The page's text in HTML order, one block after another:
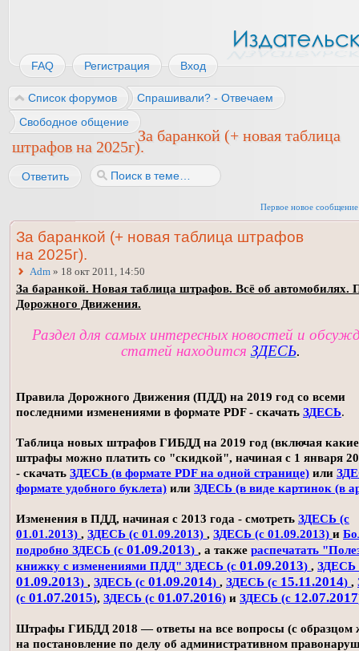
FAQ Регистрация Вход
Список форумов
Спрашивали? - Отвечаем
Свободное общение
За баранкой (+ новая таблица
штрафов на 2025г).
Ответить
Первое новое сообщение
За баранкой (+ новая таблица штрафов
на 2025г).
Adm » 18 окт 2011, 14:50
За баранкой. Новая таблица штрафов. Всё об автомобилях.
Дорожного Движения.
Раздел для самых интересных новостей и
статей находится ЗДЕСЬ.
Правила Дорожного Движения (ПДД) на 2019 год со всеми
последними изменениями в формате PDF - скачать ЗДЕСЬ.
Таблица новых штрафов ГИБДД на 2019 год (включая какие
штрафы можно платить со "скидкой", начиная с 1 января
- скачать ЗДЕСЬ (в формате PDF на одной странице) или
формате удобного буклета) или ЗДЕСЬ (в виде картинок (в
Изменения в ПДД, начиная с 2013 года - смотреть ЗДЕСЬ (с
01.01.2013) , ЗДЕСЬ (с 01.09.2013) , ЗДЕСЬ (с 01.09.2013) и
подробно ЗДЕСЬ (с 01.09.2013) , а также распечатать
книжку с изменениями ПДД" ЗДЕСЬ (с 01.09.2013) , ЗДЕСЬ
01.09.2013) , ЗДЕСЬ (с 01.09.2014) , ЗДЕСЬ (с 15.11.2014) ,
(с 01.07.2015), ЗДЕСЬ (с 01.07.2016) и ЗДЕСЬ (с 12.07.2017
Штрафы ГИБДД 2018 — ответы на все вопросы (с образцом
на постановление по делу об административном